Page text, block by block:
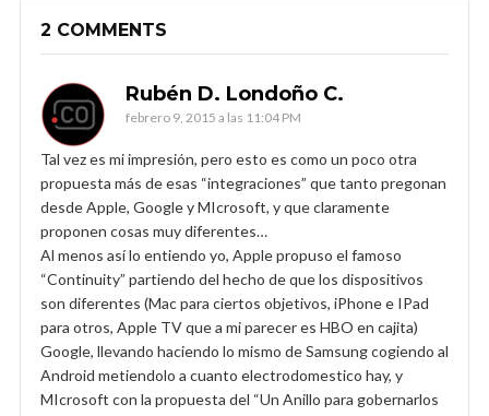
2 COMMENTS
Rubén D. Londoño C.
febrero 9, 2015 a las 11:04 PM
Tal vez es mi impresión, pero esto es como un poco otra
propuesta más de esas “integraciones” que tanto pregonan
desde Apple, Google y MIcrosoft, y que claramente
proponen cosas muy diferentes…
Al menos así lo entiendo yo, Apple propuso el famoso
“Continuity” partiendo del hecho de que los dispositivos
son diferentes (Mac para ciertos objetivos, iPhone e IPad
para otros, Apple TV que a mi parecer es HBO en cajita)
Google, llevando haciendo lo mismo de Samsung cogiendo al
Android metiendolo a cuanto electrodomestico hay, y
MIcrosoft con la propuesta del “Un Anillo para gobernarlos